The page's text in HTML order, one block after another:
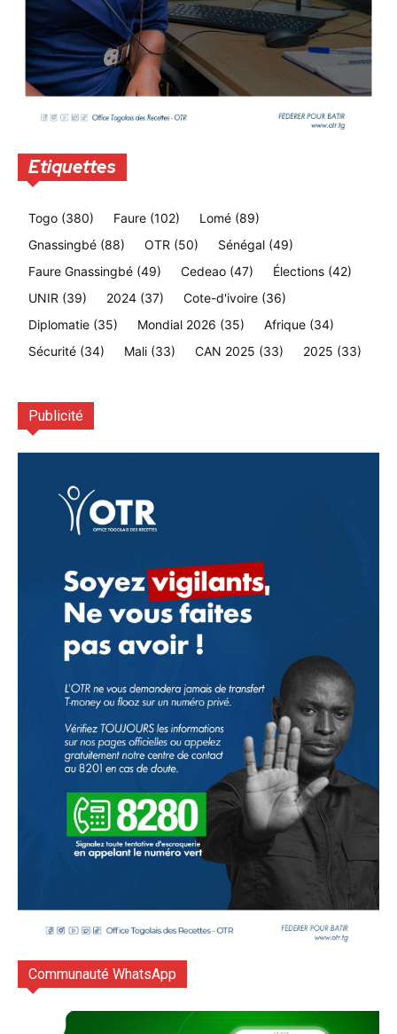
Etiquettes
Togo (380) Faure (102) Lomé (89)
Gnassingbé (88) OTR (50) Sénégal (49)
Faure Gnassingbé (49) Cedeao (47) Élections (42)
UNIR (39) 2024 (37) Cote-d'ivoire (36)
Diplomatie (35) Mondial 2026 (35) Afrique (34)
Sécurité (34) Mali (33) CAN 2025 (33) 2025 (33)
Publicité
Communauté WhatsApp